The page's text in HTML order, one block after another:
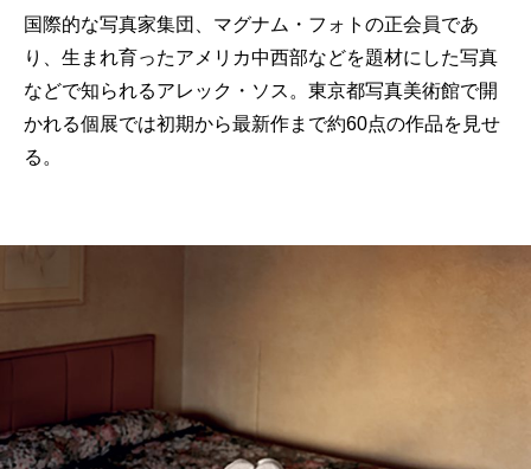
国際的な写真家集団、マグナム・フォトの正会員であ
り、生まれ育ったアメリカ中西部などを題材にした写真
などで知られるアレック・ソス。東京都写真美術館で開
かれる個展では初期から最新作まで約60点の作品を見せ
る。